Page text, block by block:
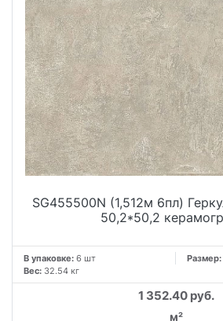
SG455500N (1,512м 6пл)
50,2*50,2
В упаковке: 6 шт Размер:
Вес: 32.54 кг
1 352.40 руб.
м²